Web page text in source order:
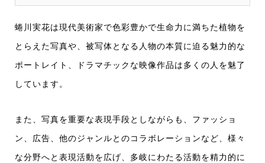
蜷川実花は現代美術家で色彩豊かで生命力に満ちた植物を
とらえた写真や、被写体となる人物の本質に迫る魅力的な
ポートレイト、ドラマチックな映像作品は多くの人を魅了
しています。
また、写真を重要な表現手段としながらも、ファッショ
ン、広告、他のジャンルとのコラボレーションなど、様々
な分野へと表現活動を広げ、多岐にわたる活動を精力的に